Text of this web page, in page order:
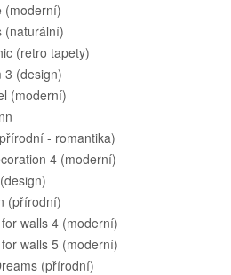
(moderní)
(naturální)
(retro tapety)
3 (design)
(moderní)
- romantika)
4 (moderní)
(přírodní)
walls 4 (moderní)
walls 5 (moderní)
(přírodní)